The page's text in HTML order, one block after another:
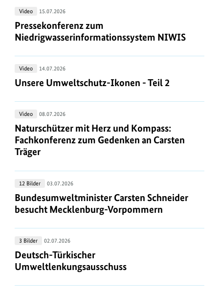
der
BMUKN-
Mediathek
https://www.bundesumweltministerium.de/WS1727
Hinweise
Media-
Player:
https://www.bundesumweltministerium.de/WS4967
e
n
a
i
t
M
e
a
t
e
k
Pressekonferenz
zum
Niedrigwasserinformationssystem
Video 15.07.2026
Pressekonferenz zum
Pressekonferenz zum
Niedrigwasserinformationssystem NIWIS
Unsere
Umweltschutz-
-
Teil
2
Video 14.07.2026
Unsere Umweltschutz-Ikonen - Teil 2
Unsere Umweltschutz-Ikonen - Teil 2
Naturschützer
mit
Herz
und
Fachkonferenz
zum
Gedenken
an
Video 08.07.2026
Naturschützer mit Herz und Kompass:
Naturschützer mit Herz und Kompass:
Fachkonferenz zum Gedenken an Carsten
Träger
Bundesumweltminister
Carsten
Schneider
Mecklenburg-
Vorpommern
12 Bilder 03.07.2026
Bundesumweltminister Carsten Schneider
Bundesumweltminister Carsten Schneider
besucht Mecklenburg-Vorpommern
Deutsch-
Türkischer
Umweltlenkungsausschuss
3 Bilder 02.07.2026
Deutsch-Türkischer Umweltlenkungsausschuss
Deutsch-Türkischer
Umweltlenkungsausschuss